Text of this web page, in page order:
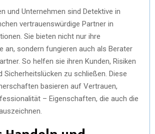
und Unternehmen sind Detektive in
vertrauenswürdige Partner in
Sie bieten nicht nur ihre
an, sondern fungieren auch als Berater
So helfen sie ihren Kunden, Risiken
Sicherheitslücken zu schließen. Diese
basieren auf Vertrauen,
– Eigenschaften, die auch die